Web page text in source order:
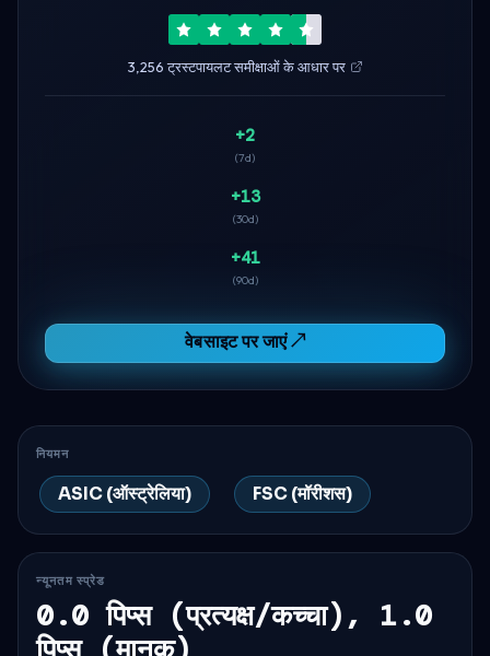
3,256 ट्रस्टपायलट समीक्षाओं के आधार पर
+2
(7d)
+13
(30d)
+41
(90d)
वेबसाइट पर जाएं ↗
नियमन
ASIC (ऑस्ट्रेलिया) FSC (मॉरीशस)
न्यूनतम स्प्रेड
0.0 पिप्स (प्रत्यक्ष/कच्चा), 1.0